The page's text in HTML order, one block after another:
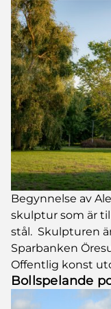
Begynnelse av
skulptur som är
stål. Skulpturen
Sparbanken
Offentlig konst
Bollspelande